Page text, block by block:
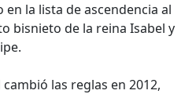
la lista de ascendencia al
bisnieto de la reina Isabel y
las reglas en 2012,